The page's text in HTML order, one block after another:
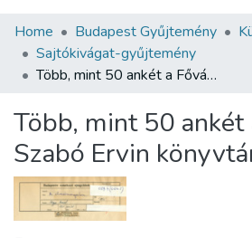
Communities & Collections
All of DSpace
About us
Home Budapest Gyűjtemény
Sajtókivágat-gyűjtemény
Több, mint 50 ankét a Fővárosi Szabó Ervin könyvtárban
Több, mint 50 ankét
Szabó Ervin